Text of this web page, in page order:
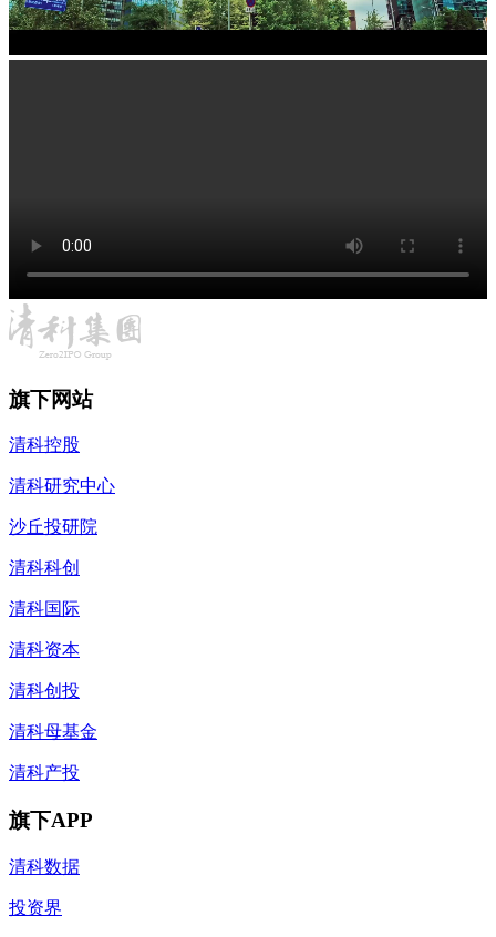
旗下网站
清科控股
清科研究中心
沙丘投研院
清科科创
清科国际
清科资本
清科创投
清科母基金
清科产投
旗下APP
清科数据
投资界